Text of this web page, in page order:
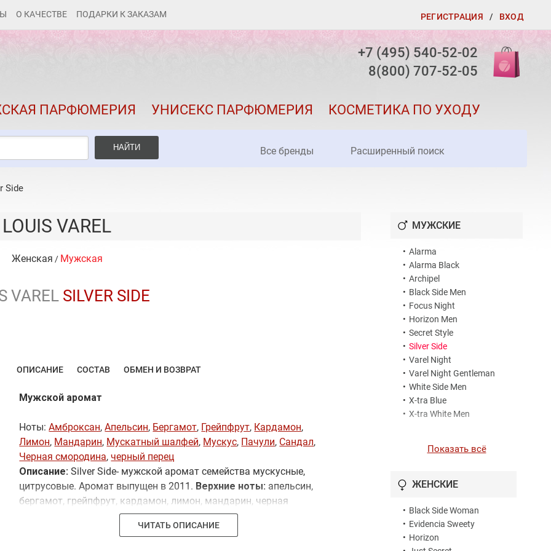
О КАЧЕСТВЕ ПОДАРКИ К ЗАКАЗАМ РЕГИСТРАЦИЯ / ВХОД
КОНТАКТЫ
О КАЧЕСТВЕ
ПОДАРКИ К ЗАКАЗАМ
+7 (495) 540-52-02
8(800) 707-52-05
ПАРФЮМЕРИЯ УНИСЕКС ПАРФЮМЕРИЯ КОСМЕТИКА ПО УХОДУ
НАЙТИ Все бренды Расширенный поиск
Side
LOUIS VAREL
Женская / Мужская
VARELSILVER SIDE
ОПИСАНИЕ СОСТАВ ОБМЕН И ВОЗВРАТ
Мужской аромат
Ноты:Амброксан,Апельсин, Бергамот, Грейпфрут, Кардамон,
Лимон, Мандарин, Мускатный шалфей, Мускус, Пачули, Сандал,
Черная смородина,черный перец
Описание: Silver Side- мужской аромат семейства мускусные,
цитрусовые. Аромат выпущен в 2011. Верхние ноты: апельсин,
бергамот, грейпфрут, кардамон, лимон, мандарин, черная
Ноты сердца:пачули, перец, сандаловое дерево,
амброксан, мускус.
ЧИТАТЬ ОПИСАНИЕ
МУЖСКИЕ
• Alarma
• Alarma Black
• Archipel
• Black Side Men
• Focus Night
• Horizon Men
• Secret Style
• Silver Side
• Varel Night
• Varel Night Gentleman
• White Side Men
• X-tra Blue
• X-tra White Men
Показать всё
ЖЕНСКИЕ
• Black Side Woman
• Evidencia Sweety
• Horizon